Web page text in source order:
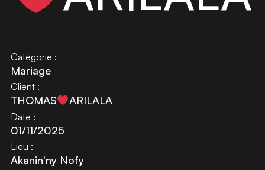
Catégorie :
Mariage
Client :
THOMAS ARILALA
Date :
01/11/2025
Lieu :
Akanin'ny Nofy